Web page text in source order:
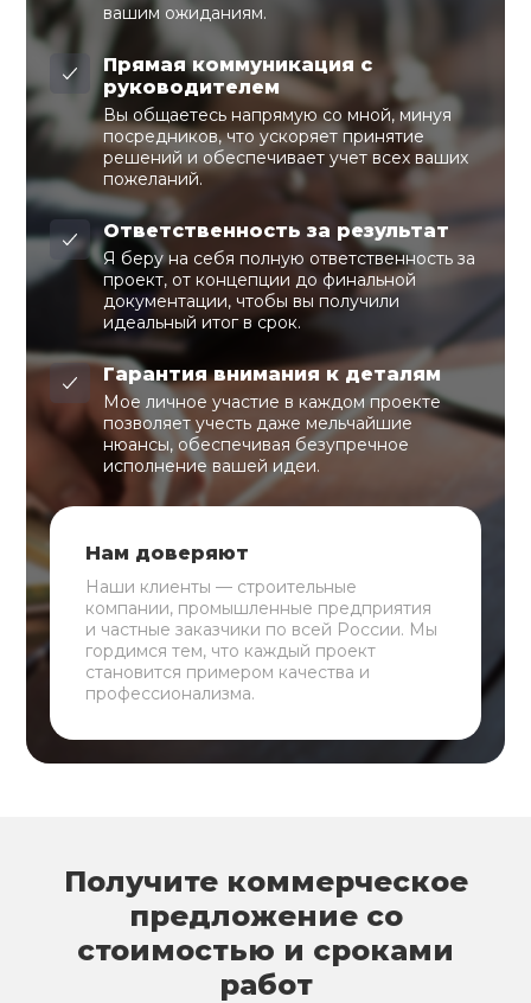
вашим ожиданиям.
Прямая коммуникация с
руководителем
Вы общаетесь напрямую со мной, минуя
посредников, что ускоряет принятие
решений и обеспечивает учет всех ваших
пожеланий.
Ответственность за результат
Я беру на себя полную ответственность за
проект, от концепции до финальной
документации, чтобы вы получили
идеальный итог в срок.
Гарантия внимания к деталям
Мое личное участие в каждом проекте
позволяет учесть даже мельчайшие
нюансы, обеспечивая безупречное
исполнение вашей идеи.
Нам доверяют
Наши клиенты — строительные
компании, промышленные предприятия
и частные заказчики по всей России. Мы
гордимся тем, что каждый проект
становится примером качества и
профессионализма.
Получите коммерческое
предложение со
стоимостью и сроками
работ